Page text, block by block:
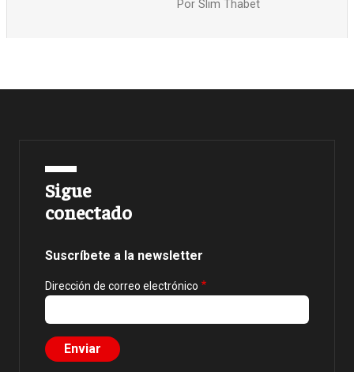
Por Slim Thabet
Sigue
conectado
Suscríbete a la newsletter
Dirección de correo electrónico